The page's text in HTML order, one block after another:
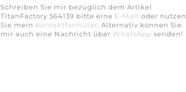
Schreiben Sie mir bezüglich dem Artikel
TitanFactory 564139 bitte eine E-Mail oder nutzen
Sie mein Kontaktformular. Alternativ können Sie
mir auch eine Nachricht über WhatsApp senden!